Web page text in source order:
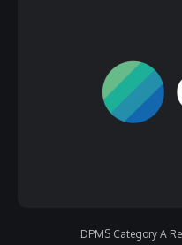
DPMS Category A